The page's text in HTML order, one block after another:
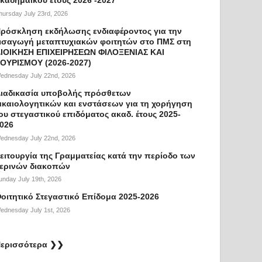
July 23rd, 2026
εκδήλωσης ενδιαφέροντος για την
μεταπτυχιακών φοιτητών στο ΠΜΣ στη
ΕΠΙΧΕΙΡΗΣΕΩΝ ΦΙΛΟΞΕΝΙΑΣ ΚΑΙ
(2026-2027)
July 22nd, 2026
υποβολής πρόσθετων
και ενστάσεων για τη χορήγηση
στεγαστικού επιδόματος ακαδ. έτους 2025-
July 22nd, 2026
της Γραμματείας κατά την περίοδο των
διακοπών
July 19th, 2026
Στεγαστικό Επίδομα 2025-2026
July 1st, 2026
❯❯